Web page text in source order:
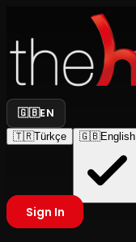
🇬🇧EN
🇹🇷Türkçe 🇬🇧English
Sign In